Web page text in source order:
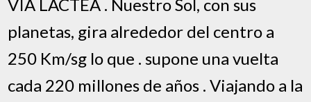
VIA LACTEA . Nuestro Sol, con sus
planetas, gira alrededor del centro a
250 Km/sg lo que . supone una vuelta
cada 220 millones de años . Viajando a la